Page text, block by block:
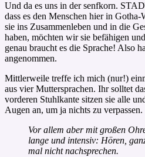
Und da es uns in der senfkorn.
dass es den Menschen hier in Gotha-
sie ins Zusammenleben und in die
haben, möchten wir sie befähigen
genau braucht es die Sprache! Also
angenommen.
Mittlerweile treffe ich mich (nur!)
aus vier Muttersprachen. Ihr solltet
vorderen Stuhlkante sitzen sie alle
Augen an, um ja nichts zu verpassen.
Vor allem aber mit großen
lange und intensiv: Hören,
mal nicht nachsprechen.